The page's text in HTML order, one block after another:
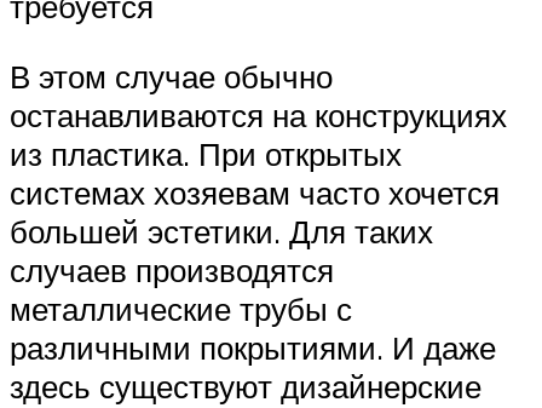
В этом случае обычно
останавливаются на конструкциях
из пластика. При открытых
системах хозяевам часто хочется
большей эстетики. Для таких
случаев производятся
металлические трубы с
различными покрытиями. И даже
здесь существуют дизайнерские